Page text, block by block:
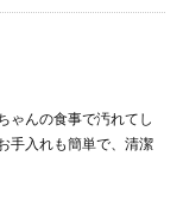
ゃんの食事で汚れてし
手入れも簡単で、清潔